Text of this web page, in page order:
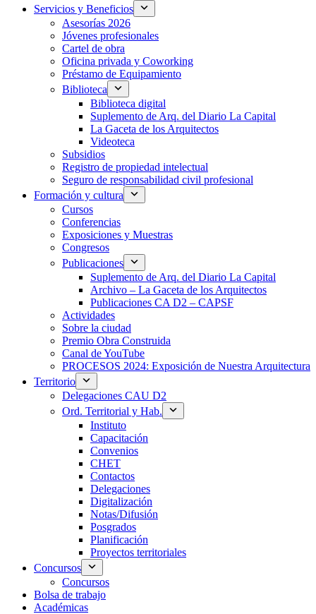
Servicios y Beneficios
Asesorías 2026
Jóvenes profesionales
Cartel de obra
Oficina privada y Coworking
Préstamo de Equipamiento
Biblioteca
Biblioteca digital
Suplemento de Arq. del Diario La Capital
La Gaceta de los Arquitectos
Videoteca
Subsidios
Registro de propiedad intelectual
Seguro de responsabilidad civil profesional
Formación y cultura
Cursos
Conferencias
Exposiciones y Muestras
Congresos
Publicaciones
Suplemento de Arq. del Diario La Capital
Archivo – La Gaceta de los Arquitectos
Publicaciones CA D2 – CAPSF
Actividades
Sobre la ciudad
Premio Obra Construida
Canal de YouTube
PROCESOS 2024: Exposición de Nuestra Arquitectura
Territorio
Delegaciones CAU D2
Ord. Territorial y Hab.
Instituto
Capacitación
Convenios
CHET
Contactos
Delegaciones
Digitalización
Notas/Difusión
Posgrados
Planificación
Proyectos territoriales
Concursos
Concursos
Bolsa de trabajo
Académicas